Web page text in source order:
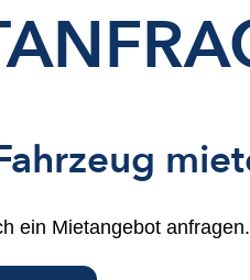
ein Mietangebot anfragen.